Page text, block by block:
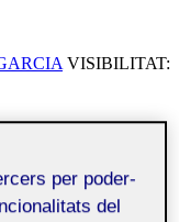
VISIBILITAT:
per poder-
del